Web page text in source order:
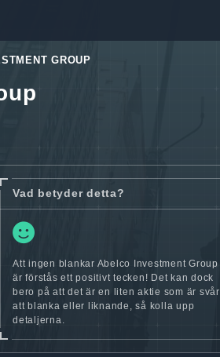
GROUP
Vad betyder detta?
Att ingen blankar Abelco Investment Group
är förstås ett positivt tecken! Det kan dock
bero på att det är en liten aktie som är svår
att blanka eller liknande, så kolla upp
detaljerna.